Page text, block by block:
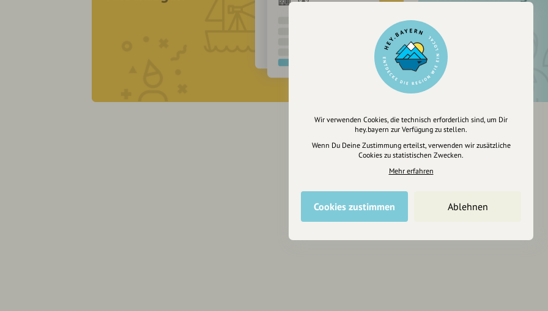
Wir verwenden Cookies, die technisch erforderlich sind, um Dir
hey.bayern zur Verfügung zu stellen.
Wenn Du Deine Zustimmung erteilst, verwenden wir zusätzliche
Cookies zu statistischen Zwecken.
Mehr erfahren
Cookies zustimmen Ablehnen